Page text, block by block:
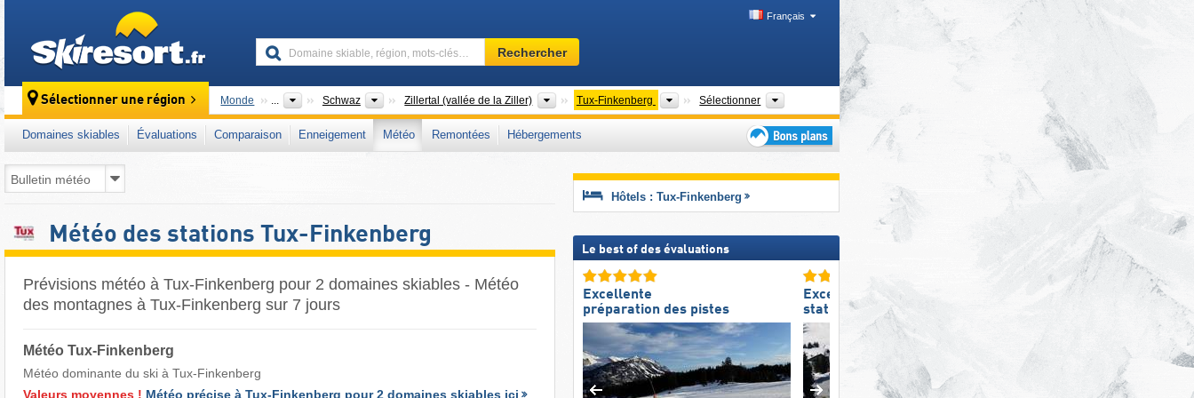
Français
Domaine
skiable,
mots-
clés…
Rechercher
Sélectionner une région Monde ... Schwaz Districts
Zillertal (vallée de la Ziller) Régions touristiques
Tux-Finkenberg Régions touristiques
Sélectionner Vallée, Chaînes de montagnes, Autres
Domaines skiables Évaluations Comparaison Enneigement Météo Remontées
Hébergements
plans
séjour
Météo des stations Tux-Finkenberg
Prévisions météo à Tux-Finkenberg pour 2 domaines skiables - Météo
des montagnes à Tux-Finkenberg sur 7 jours
Météo Tux-Finkenberg
Météo dominante du ski à Tux-Finkenberg ​
Valeurs moyennes ! Météo précise à Tux-Finkenberg pour 2 domaines skiables ici
Hôtels : Tux-Finkenberg
Le best of des évaluations
Excellente
préparation des pistes
Excellente
station de ski familiale
Excellent snowpark